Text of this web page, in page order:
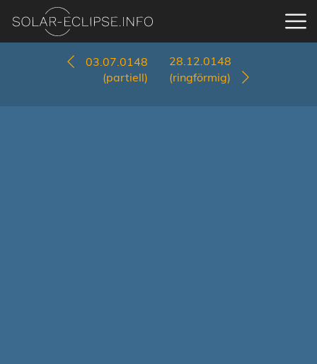
03.07.0148
(partiell)
28.12.0148
(ringförmig)